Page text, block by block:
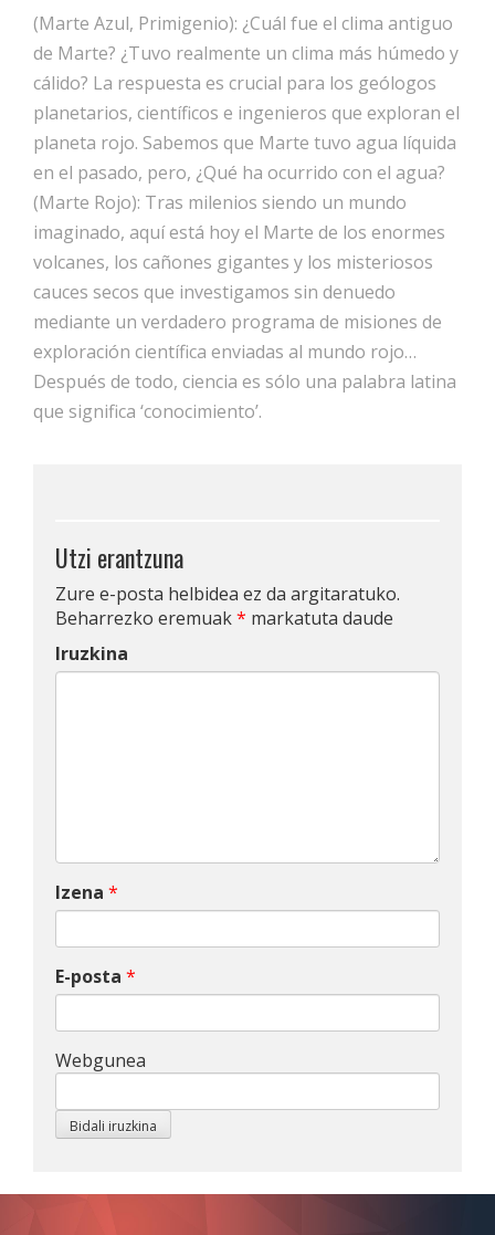
(Marte Azul, Primigenio): ¿Cuál fue el clima antiguo
de Marte? ¿Tuvo realmente un clima más húmedo y
cálido? La respuesta es crucial para los geólogos
planetarios, científicos e ingenieros que exploran el
planeta rojo. Sabemos que Marte tuvo agua líquida
en el pasado, pero, ¿Qué ha ocurrido con el agua?
(Marte Rojo): Tras milenios siendo un mundo
imaginado, aquí está hoy el Marte de los enormes
volcanes, los cañones gigantes y los misteriosos
cauces secos que investigamos sin denuedo
mediante un verdadero programa de misiones de
exploración científica enviadas al mundo rojo…
Después de todo, ciencia es sólo una palabra latina
que significa ‘conocimiento’.
Utzi erantzuna
Zure e-posta helbidea ez da argitaratuko.
Beharrezko eremuak* markatuta daude
Iruzkina
Izena *
E-posta *
Webgunea